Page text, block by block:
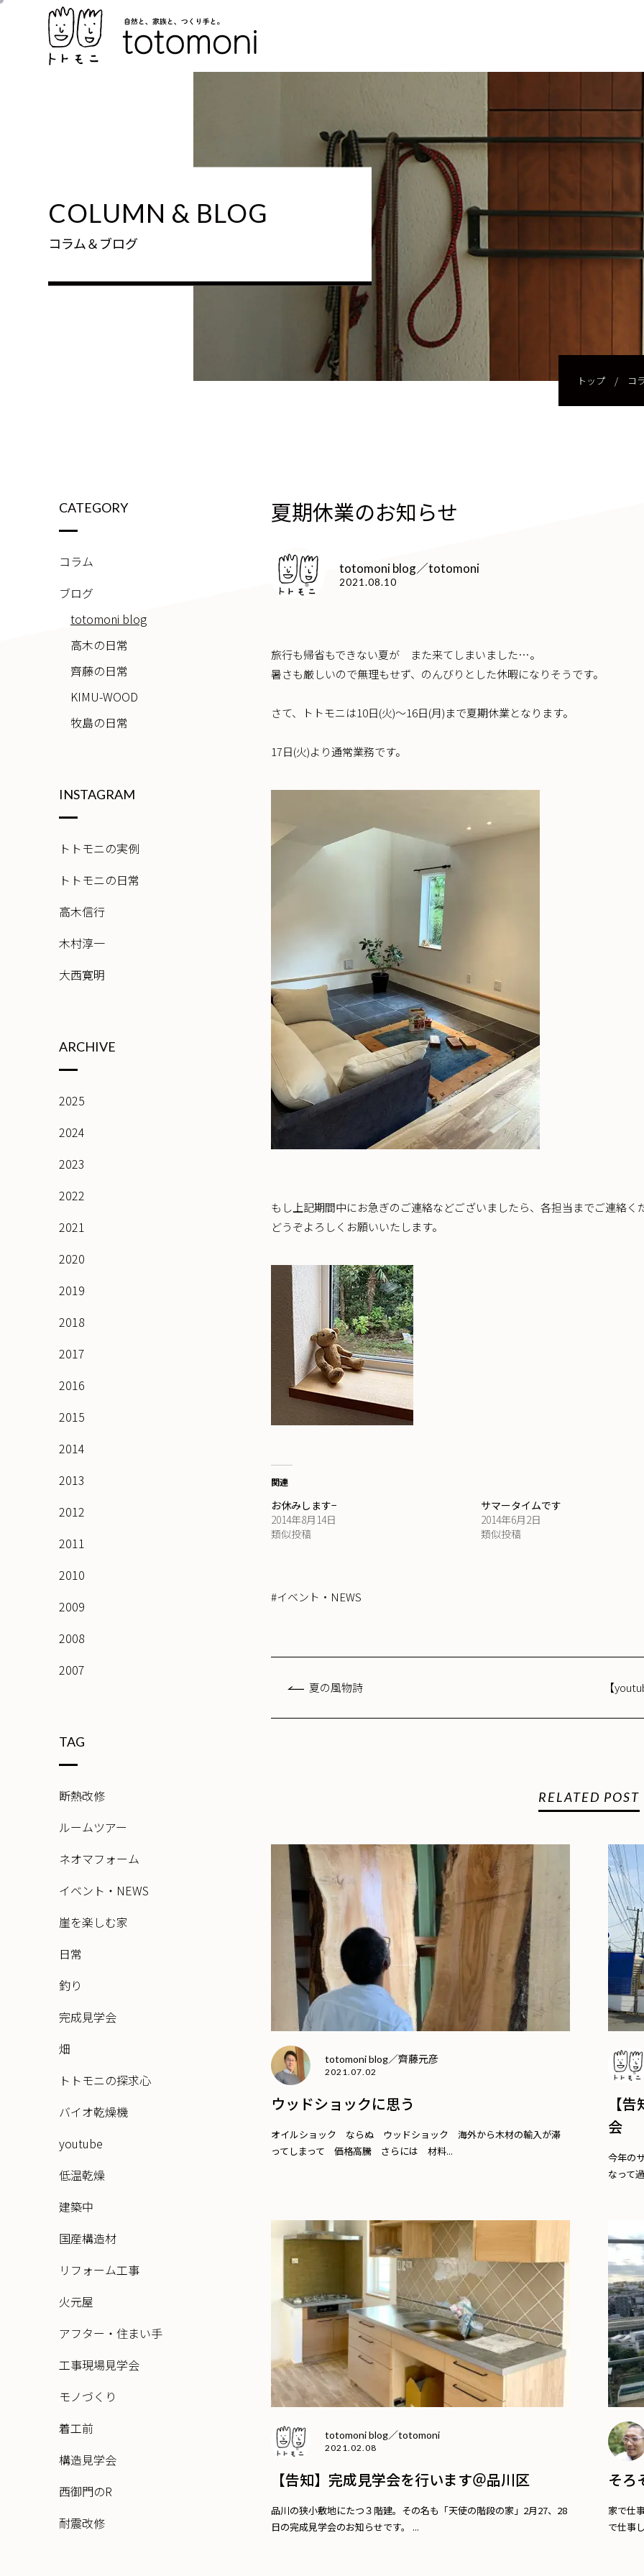
COLUMN & BLOG
コラム＆ブログ
トップ/ コ
夏期休業のお知らせ
totomoni blog／totomoni
2021.08.10
旅行も帰省もできない夏が また来てしまいました…。
暑さも厳しいので無理もせず、のんびりとした休暇になりそうです。
さて、トトモニは10日(火)〜16日(月)まで夏期休業となります。
17日(火)より通常業務です。
もし上記期間中にお急ぎのご連絡などございましたら、各担当までご連絡く
どうぞよろしくお願いいたします。
関連
お休みします−
2014年8月14日
類似投稿
サマータイムです
2014年6月2日
類似投稿
#イベント・NEWS
夏の風物詩 【
RELATED POST
totomoni blog／齊藤元彦
2021.07.02
ウッドショックに思う
オイルショック ならぬ ウッドショック 海外から木材の輸入が滞
ってしまって 価格高騰 さらには 材料...
【
会
今年の
なって
totomoni blog／totomoni
2021.02.08
【告知】完成見学会を行います＠品川区
品川の狭小敷地にたつ３階建。その名も「天使の階段の家」2月27、28
日の完成見学会のお知らせです。 ...
そろ
家で仕
で仕事
CATEGORY
コラム
ブログ
totomoni blog
高木の日常
齊藤の日常
KIMU-WOOD
牧島の日常
INSTAGRAM
トトモニの実例
トトモニの日常
高木信行
木村淳一
大西寛明
ARCHIVE
2025
2024
2023
2022
2021
2020
2019
2018
2017
2016
2015
2014
2013
2012
2011
2010
2009
2008
2007
TAG
断熱改修
ルームツアー
ネオマフォーム
イベント・NEWS
崖を楽しむ家
日常
釣り
完成見学会
畑
トトモニの探求心
バイオ乾燥機
youtube
低温乾燥
建築中
国産構造材
リフォーム工事
火元屋
アフター・住まい手
工事現場見学会
モノづくり
着工前
構造見学会
西御門のR
耐震改修